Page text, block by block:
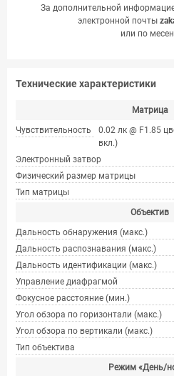
За дополнительной
электронной почты
или по
Технические характеристики
Матрица
Чувствительность
0.02 лк @ F1.85
вкл.)
Электронный затвор
Физический размер матрицы
Тип матрицы
Объектив
Дальность обнаружения (макс.)
Дальность распознавания (макс.)
Дальность идентификации (макс.)
Управление диафрагмой
Фокусное расстояние (мин.)
Угол обзора по горизонтали (макс.)
Угол обзора по вертикали (макс.)
Тип объектива
Режим «День/